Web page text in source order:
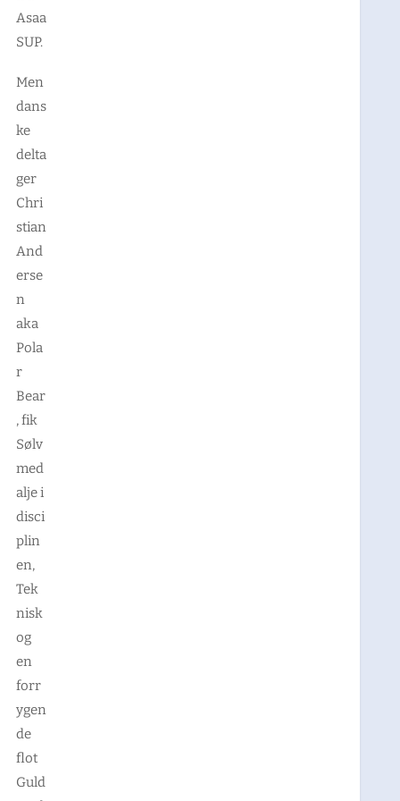
Asaa
SUP.
Men
dans
ke
delta
ger
Chri
stian
And
erse
n
aka
Pola
r
Bear
, fik
Sølv
med
alje i
disci
plin
en,
Tek
nisk
og
en
forr
ygen
de
flot
Guld